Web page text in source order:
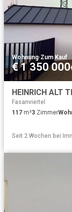
Wohnung·Zum Kauf
€ 1 350 000
Fasanviertel
117 m²3 Zimmer
Seit 2 Wochen bei